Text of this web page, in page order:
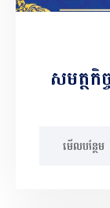
សមត្ថកិ
មើលបន្ថែម